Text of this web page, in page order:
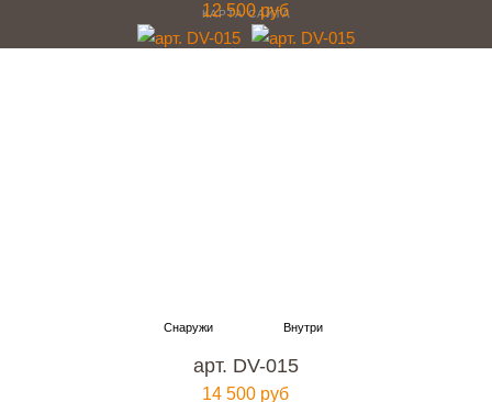
12 500 руб
арт. DV-015
14 500 руб
КАРТА САЙТА